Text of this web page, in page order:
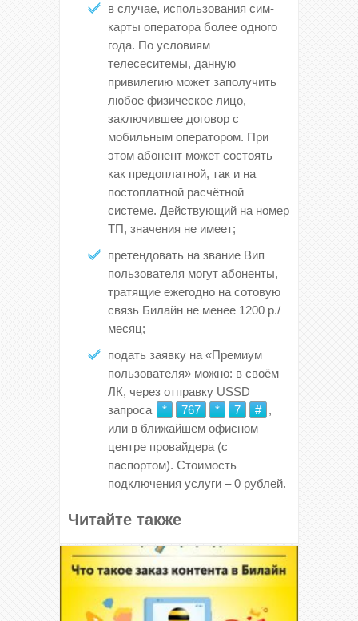
в случае, использования сим-
карты оператора более одного
года. По условиям
телесеситемы, данную
привилегию может заполучить
любое физическое лицо,
заключившее договор с
мобильным оператором. При
этом абонент может состоять
как предоплатной, так и на
постоплатной расчётной
системе. Действующий на номер
ТП, значения не имеет;
претендовать на звание Вип
пользователя могут абоненты,
тратящие ежегодно на сотовую
связь Билайн не менее 1200 р./
месяц;
подать заявку на «Премиум
пользователя» можно: в своём
ЛК, через отправку USSD
запроса
* 767 * 7 # ,
или в ближайшем офисном
центре провайдера (с
паспортом). Стоимость
подключения услуги – 0 рублей.
Читайте также